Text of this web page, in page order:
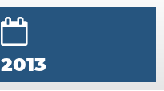
2013